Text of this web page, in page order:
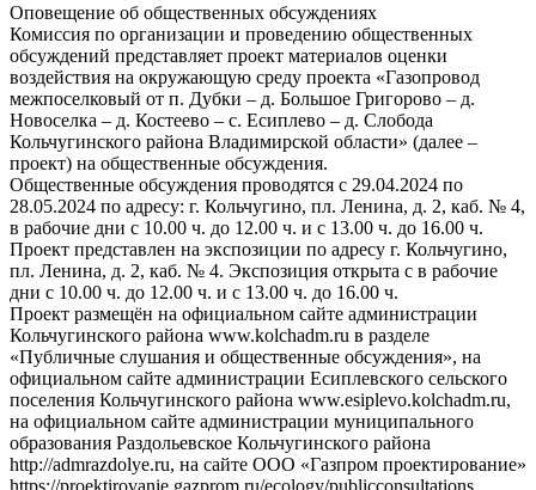
Оповещение об общественных обсуждениях
Комиссия по организации и проведению общественных
обсуждений представляет проект материалов оценки
воздействия на окружающую среду проекта «Газопровод
межпоселковый от п. Дубки – д. Большое Григорово – д.
Новоселка – д. Костеево – с. Есиплево – д. Слобода
Кольчугинского района Владимирской области» (далее –
проект) на общественные обсуждения.
Общественные обсуждения проводятся с 29.04.2024 по
28.05.2024 по адресу: г. Кольчугино, пл. Ленина, д. 2, каб. № 4,
в рабочие дни с 10.00 ч. до 12.00 ч. и с 13.00 ч. до 16.00 ч.
Проект представлен на экспозиции по адресу г. Кольчугино,
пл. Ленина, д. 2, каб. № 4. Экспозиция открыта с в рабочие
дни с 10.00 ч. до 12.00 ч. и с 13.00 ч. до 16.00 ч.
Проект размещён на официальном сайте администрации
Кольчугинского района www.kolchadm.ru в разделе
«Публичные слушания и общественные обсуждения», на
официальном сайте администрации Есиплевского сельского
поселения Кольчугинского района www.esiplevo.kolchadm.ru,
на официальном сайте администрации муниципального
образования Раздольевское Кольчугинского района
http://admrazdolye.ru, на сайте ООО «Газпром проектирование»
https://proektirovanie.gazprom.ru/ecology/publicconsultations